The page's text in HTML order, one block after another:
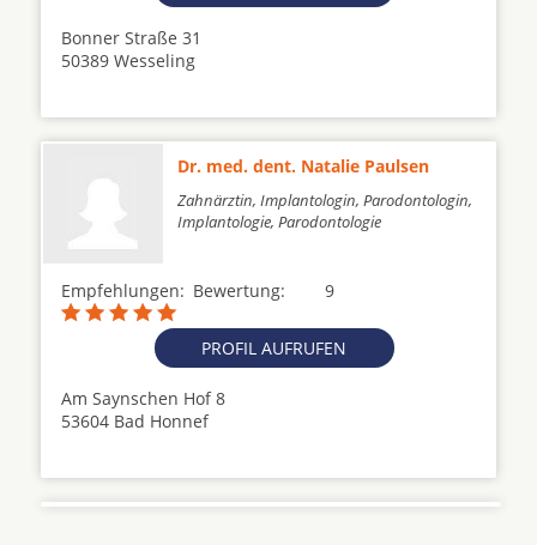
Bonner Straße 31
50389 Wesseling
Dr. med. dent. Natalie Paulsen
Zahnärztin, Implantologin, Parodontologin,
Implantologie, Parodontologie
Empfehlungen: 9
Bewertung:
PROFIL AUFRUFEN
Am Saynschen Hof 8
53604 Bad Honnef